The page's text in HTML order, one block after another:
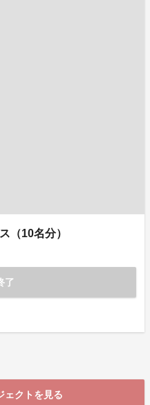
（10名分）
了
ェクトを見る